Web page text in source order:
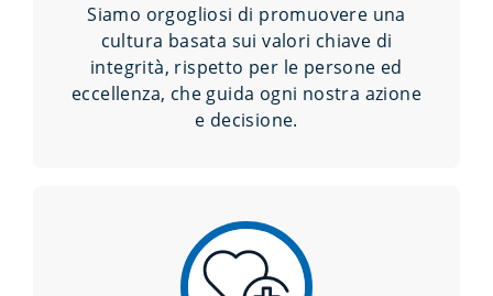
Siamo orgogliosi di promuovere una
cultura basata sui valori chiave di
integrità, rispetto per le persone ed
eccellenza, che guida ogni nostra azione
e decisione.